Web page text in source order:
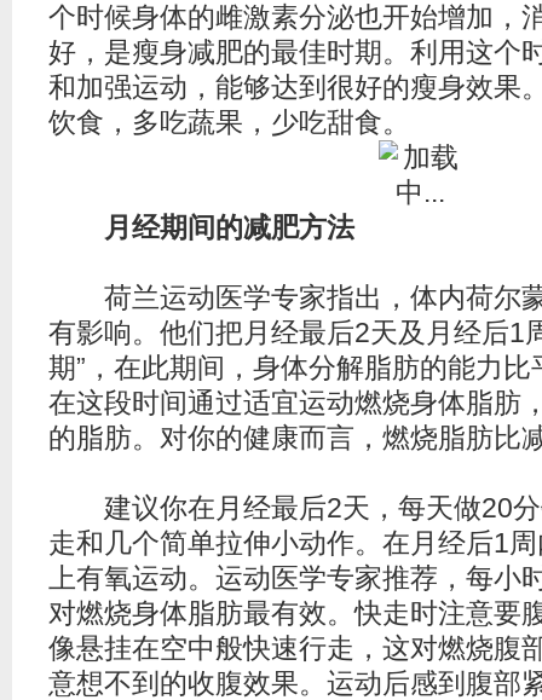
个时候身体的雌激素分泌也开始增加，
好，是瘦身减肥的最佳时期。利用这个
和加强运动，能够达到很好的瘦身效果
饮食，多吃蔬果，少吃甜食。
月经期间的减肥方法
荷兰运动医学专家指出，体内荷尔
有影响。他们把月经最后2天及月经后1
期”，在此期间，身体分解脂肪的能力
在这段时间通过适宜运动燃烧身体脂肪
的脂肪。对你的健康而言，燃烧脂肪比
建议你在月经最后2天，每天做20分
走和几个简单拉伸小动作。在月经后1
上有氧运动。运动医学专家推荐，每小
对燃烧身体脂肪最有效。快走时注意要
像悬挂在空中般快速行走，这对燃烧腹
意想不到的收腹效果。运动后感到腹部